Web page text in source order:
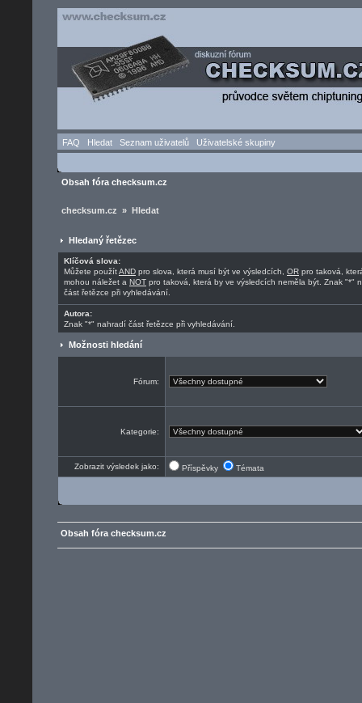
FAQ Hledat Seznam uživatelů Uživatelské skupiny
Obsah fóra checksum.cz
checksum.cz » Hledat
Hledaný řetězec
Klíčová slova:
Můžete použítAND pro slova, která musí být ve výsledcích, OR pro taková,
mohou náležet a NOT pro taková, která by ve výsledcích neměla být. Znak "*"
část řetězce při vyhledávání.
Autora:
Znak "*" nahradí část řetězce při vyhledávání.
Možnosti hledání
Fórum:
Kategorie:
Zobrazit výsledek jako: Příspěvky Témata
Obsah fóra checksum.cz